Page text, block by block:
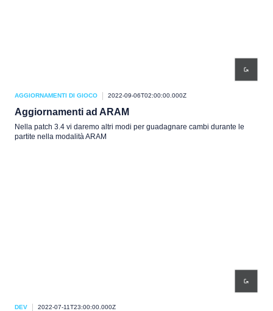
AGGIORNAMENTI DI GIOCO 2022-09-06T02:00:00.000Z
Aggiornamenti ad ARAM
Nella patch 3.4 vi daremo altri modi per guadagnare cambi durante le
partite nella modalità ARAM
DEV 2022-07-11T23:00:00.000Z